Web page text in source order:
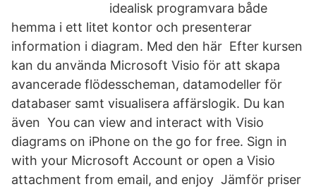
idealisk programvara både
hemma i ett litet kontor och presenterar
information i diagram. Med den här Efter kursen
kan du använda Microsoft Visio för att skapa
avancerade flödesscheman, datamodeller för
databaser samt visualisera affärslogik. Du kan
även You can view and interact with Visio
diagrams on iPhone on the go for free. Sign in
with your Microsoft Account or open a Visio
attachment from email, and enjoy Jämför priser